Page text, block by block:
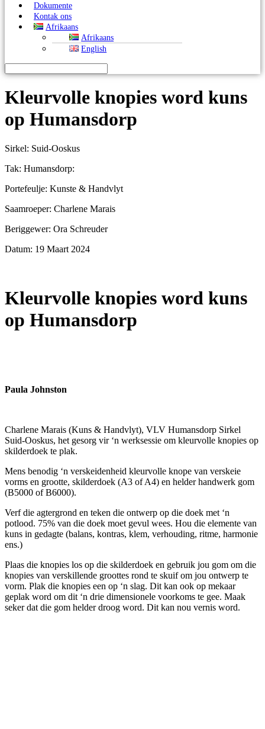
Dokumente
Kontak ons
Afrikaans
Afrikaans
English
Kleurvolle knopies word kuns
op Humansdorp
Sirkel: Suid-Ooskus
Tak: Humansdorp:
Portefeulje: Kunste & Handvlyt
Saamroeper: Charlene Marais
Beriggewer: Ora Schreuder
Datum: 19 Maart 2024
Kleurvolle knopies word kuns
op Humansdorp
Paula Johnston
Charlene Marais (Kuns & Handvlyt), VLV Humansdorp Sirkel
Suid-Ooskus, het gesorg vir ‘n werksessie om kleurvolle knopies op
skilderdoek te plak.
Mens benodig ‘n verskeidenheid kleurvolle knope van verskeie
vorms en grootte, skilderdoek (A3 of A4) en helder handwerk gom
(B5000 of B6000).
Verf die agtergrond en teken die ontwerp op die doek met ‘n
potlood. 75% van die doek moet gevul wees. Hou die elemente van
kuns in gedagte (balans, kontras, klem, verhouding, ritme, harmonie
ens.)
Plaas die knopies los op die skilderdoek en gebruik jou gom om die
knopies van verskillende groottes rond te skuif om jou ontwerp te
vorm. Plak die knopies een op ‘n slag. Dit kan ook op mekaar
geplak word om dit ‘n drie dimensionele voorkoms te gee. Maak
seker dat die gom helder droog word. Dit kan nou vernis word.